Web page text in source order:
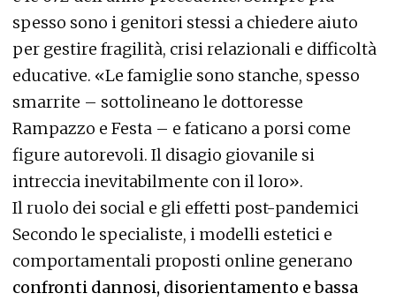
spesso sono i genitori stessi a chiedere aiuto
per gestire fragilità, crisi relazionali e difficoltà
educative. «Le famiglie sono stanche, spesso
smarrite – sottolineano le dottoresse
Rampazzo e Festa – e faticano a porsi come
figure autorevoli. Il disagio giovanile si
intreccia inevitabilmente con il loro».
Il ruolo dei social e gli effetti post-pandemici
Secondo le specialiste, i modelli estetici e
comportamentali proposti online generano
confronti dannosi, disorientamento e bassa